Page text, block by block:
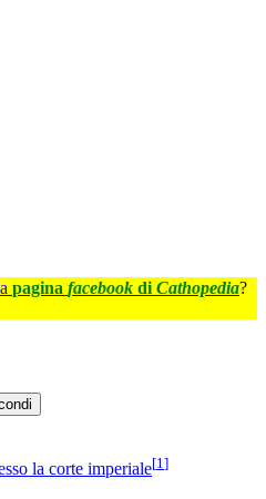
pagina facebook di Cathopedia?
la corte imperiale[1 ]